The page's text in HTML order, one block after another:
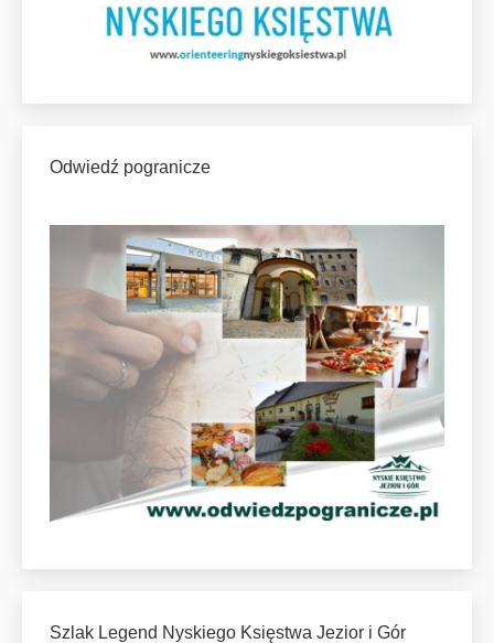
Odwiedź pogranicze
Szlak Legend Nyskiego Księstwa Jezior i Gór